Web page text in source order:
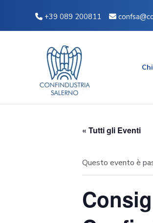
contenuto
+39 089 200811
« Tutti gli Eventi
Questo evento è